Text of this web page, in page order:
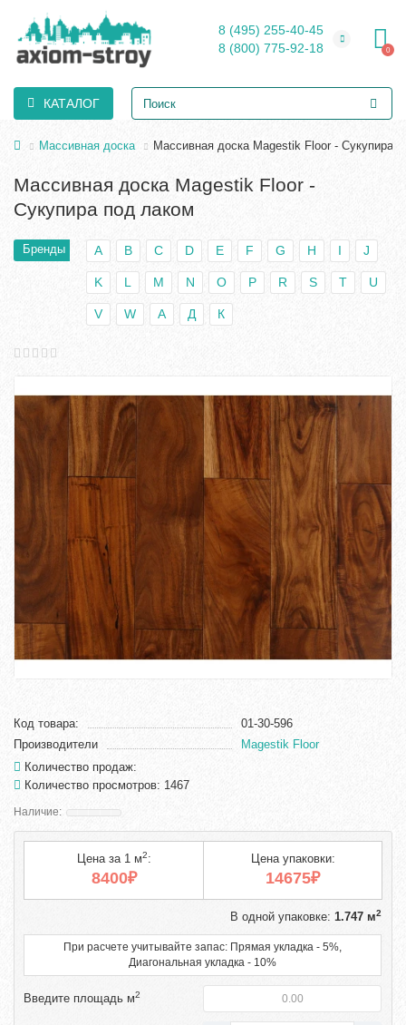
8 (495) 255-40-45
8 (800) 775-92-18
0
КАТАЛОГ
Массивная доска Массивная доска Magestik Floor - Сукупира
Массивная доска Magestik Floor -
Сукупира под лаком
Бренды A B C D E F G H I J
K L M N O P R S T U
V W А Д К
Код товара:
01-30-596
Производители
Magestik Floor
Количество продаж:
Количество просмотров: 1467
Цена за 1 м2:
8400₽
Цена упаковки:
14675₽
В одной упаковке: 1.747 м2
При расчете учитывайте запас: Прямая укладка - 5%,
Диагональная укладка - 10%
Введите площадь м2